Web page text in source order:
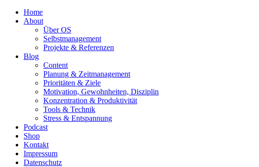
Home
About
Über OS
Selbstmanagement
Projekte & Referenzen
Blog
Content
Planung & Zeitmanagement
Prioritäten & Ziele
Motivation, Gewohnheiten, Disziplin
Konzentration & Produktivität
Tools & Technik
Stress & Entspannung
Podcast
Shop
Kontakt
Impressum
Datenschutz